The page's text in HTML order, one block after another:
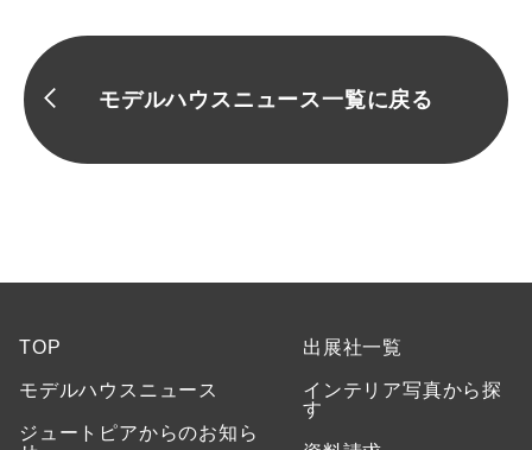
モデルハウスニュース一覧に戻る
TOP
モデルハウスニュース
ジュートピアからのお知ら
出展社一覧
インテリア写真から探
す